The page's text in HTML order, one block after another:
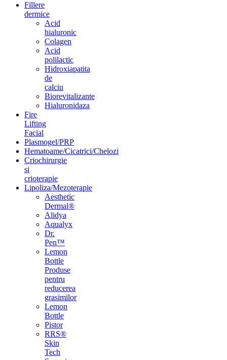
Fillere
dermice
Acid
hialuronic
Colagen
Acid
polilactic
Hidroxiapatita
de
calciu
Biorevitalizante
Hialuronidaza
Fire
Lifting
Facial
Plasmogel/PRP
Hematoame/Cicatrici/Chelozi
Criochirurgie
si
crioterapie
Lipoliza/Mezoterapie
Aesthetic
Dermal®
Alidya
Aqualyx
Dr.
Pen™
Lemon
Bottle
Produse
pentru
reducerea
grasimilor
Lemon
Bottle
Pistor
RRS®
Skin
Tech